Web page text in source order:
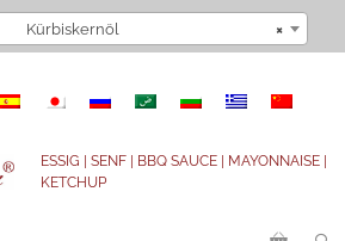
×
Kürbiskernöl
ESSIG | SENF | BBQ SAUCE | MAYONNAISE |
KETCHUP